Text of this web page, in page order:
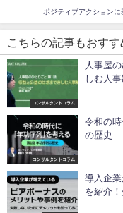
ポジティブアクション
こちらの記事もおすす
コンサルタントコラム
人事屋
しむ人
コンサルタントコラム
令和の
の歴史
導入企
を紹介